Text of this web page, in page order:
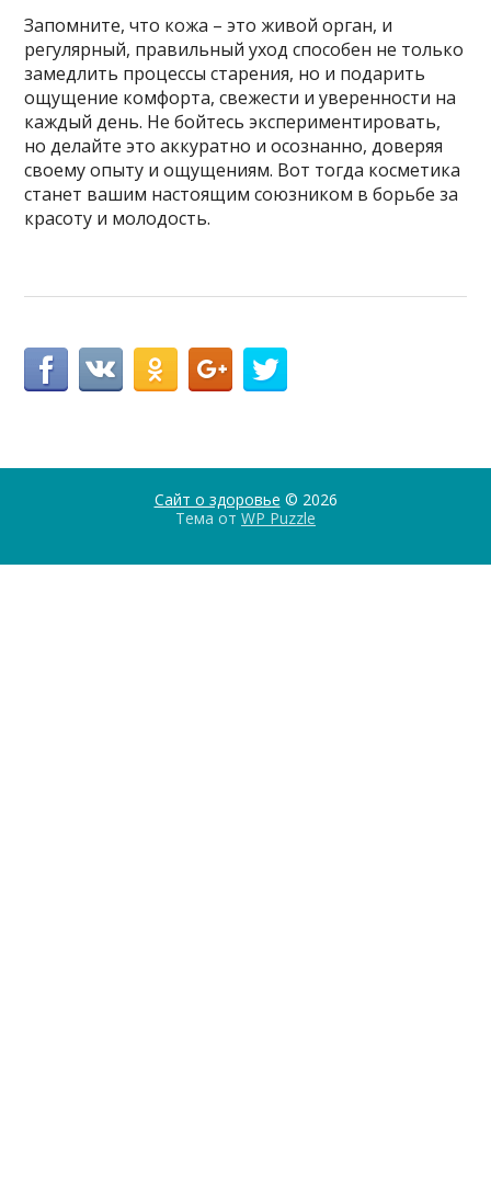
Запомните, что кожа – это живой орган, и
регулярный, правильный уход способен не только
замедлить процессы старения, но и подарить
ощущение комфорта, свежести и уверенности на
каждый день. Не бойтесь экспериментировать,
но делайте это аккуратно и осознанно, доверяя
своему опыту и ощущениям. Вот тогда косметика
станет вашим настоящим союзником в борьбе за
красоту и молодость.
Сайт о здоровье © 2026
Тема от WP Puzzle